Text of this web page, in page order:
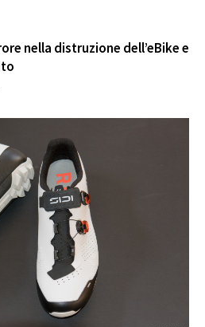
nella distruzione dell’eBike e